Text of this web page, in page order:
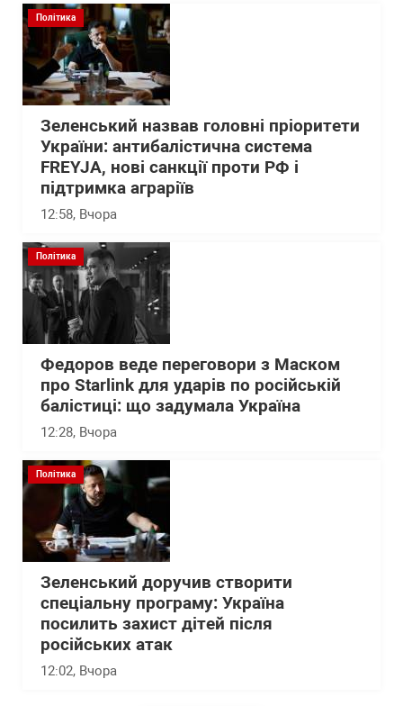
Політика
Зеленський назвав головні пріоритети
України: антибалістична система
FREYJA, нові санкції проти РФ і
підтримка аграріїв
12:58, Вчора
Політика
Федоров веде переговори з Маском
про Starlink для ударів по російській
балістиці: що задумала Україна
12:28, Вчора
Політика
Зеленський доручив створити
спеціальну програму: Україна
посилить захист дітей після
російських атак
12:02, Вчора